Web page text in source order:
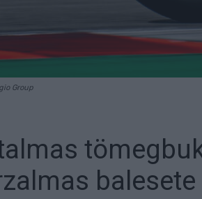
Group